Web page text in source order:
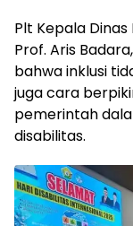
Plt Kepala
Prof. Aris
bahwa inklusi
juga cara
pemerintah
disabilitas.